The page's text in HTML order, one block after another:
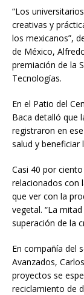
“Los
creativas y
los mexicanos”,
de México,
premiación de la
Tecnologías.
En el Patio del
Baca detalló que
registraron en
salud y beneficiar
Casi 40 por
relacionados con
que ver con la
vegetal. “La
superación de la
En compañía del
Avanzados,
proyectos se
reciclamiento de